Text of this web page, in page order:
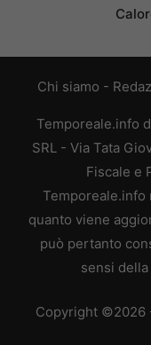
Chi siamo -
Temporeale.info
SRL - Via Tata
Fiscale e
Temporeale.info
quanto viene
può pertanto
sensi
Copyright ©2026